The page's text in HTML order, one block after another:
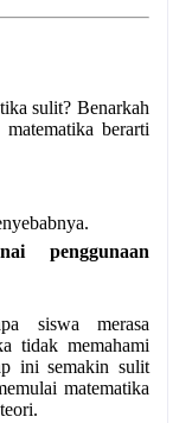
sulit? Benarkah
berarti
penggunaan
siswa merasa
tidak memahami
ini semakin sulit
matematika